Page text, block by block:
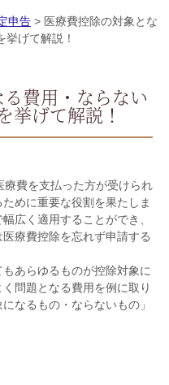
申告 > 医療費控除の対象とな
げて解説！
費用・ならない
挙げて解説！
療費を支払った方が受けられ
めに重要な役割を果たしま
広く適用することができ、
療費控除を忘れず申請する
あらゆるものが控除対象に
問題となる費用を例に取り
なるもの・ならないもの」